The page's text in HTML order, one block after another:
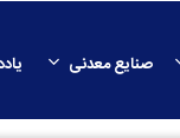
صنایع معدنی